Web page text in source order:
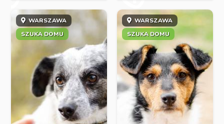
WARSZAWA
SZUKA DOMU
WARSZAWA
SZUKA DOMU